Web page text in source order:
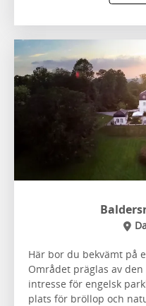
Här bor du bekvämt på
Området präglas av
intresse för engelsk
plats för bröllop och